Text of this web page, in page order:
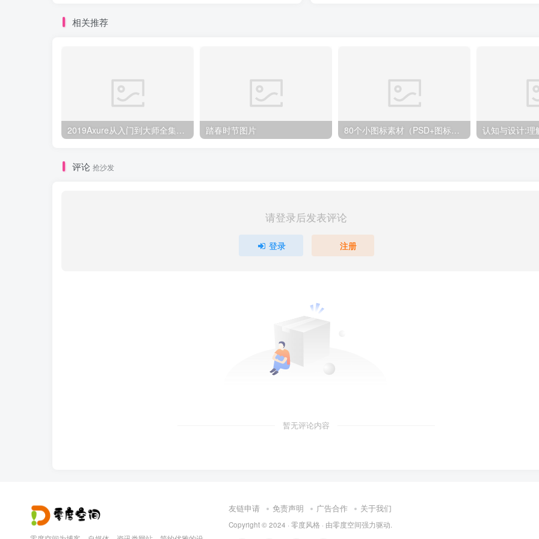
相关推荐
2019Axure从入门到大师全集【千锋UI】_UI设计教程 踏春时节图片 80个小图标素材（PSD+图标字体）
评论 抢沙发
请登录后发表评论
登录 注册
暂无评论内容
友链申请 免责声明 广告合作 关于我们
Copyright © 2024 · 零度风格 · 由零度空间强力驱动.